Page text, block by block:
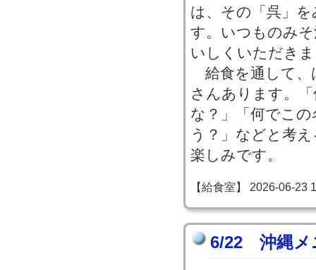
は、その「呉」
す。いつものみ
いしくいただき
給食を通して、
さんあります。
な？」「何でこ
う？」などと考
楽しみです。
【給食室】 2026-06-23
6/22 沖縄メ